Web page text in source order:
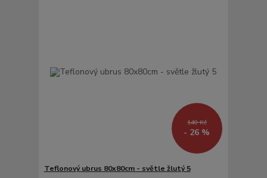
140 Kč
- 26 %
Teflonový ubrus 80x80cm - světle žlutý 5